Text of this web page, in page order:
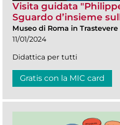
Visita guidata
Sguardo d’insieme
Museo di Roma in Trastevere
11/01/2024
Didattica per tutti
Gratis con la MIC card